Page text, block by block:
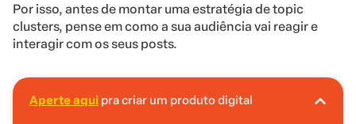
Por isso, antes de montar uma estratégia de topic
clusters, pense em como a sua audiência vai reagir e
interagir com os seus posts.
Eles navegam pelo seu blog por meio dos links
A Hotmart é o lugar certo pra você criar seu
Aperte aqui pra criar um produto digital